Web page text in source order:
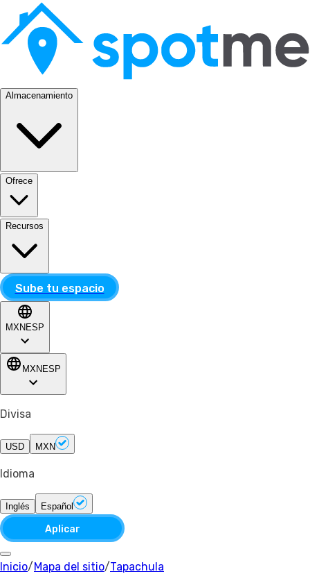
Almacenamiento
Ofrece
Recursos
Sube tu espacio
MXN ESP
MXN ESP
Divisa
USD MXN
Idioma
Inglés Español
Aplicar
Inicio/ Mapa del sitio/Tapachula